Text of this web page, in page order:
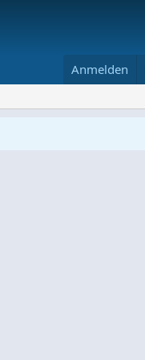
Anmelden